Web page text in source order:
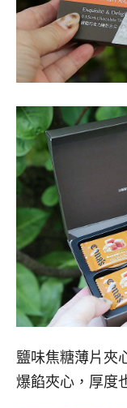
鹽味焦糖薄片夾
爆餡夾心，厚度